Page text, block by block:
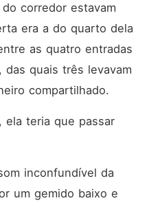
corredor estavam
era a do quarto dela
as quatro entradas
quais três levavam
compartilhado.
ela teria que passar
inconfundível da
um gemido baixo e